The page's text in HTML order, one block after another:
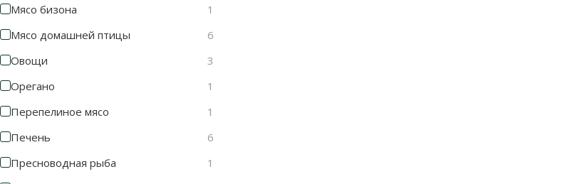
Мясо бизона
1
Мясо домашней птицы
6
Овощи
3
Орегано
1
Перепелиное мясо
1
Печень
6
Пресноводная рыба
1